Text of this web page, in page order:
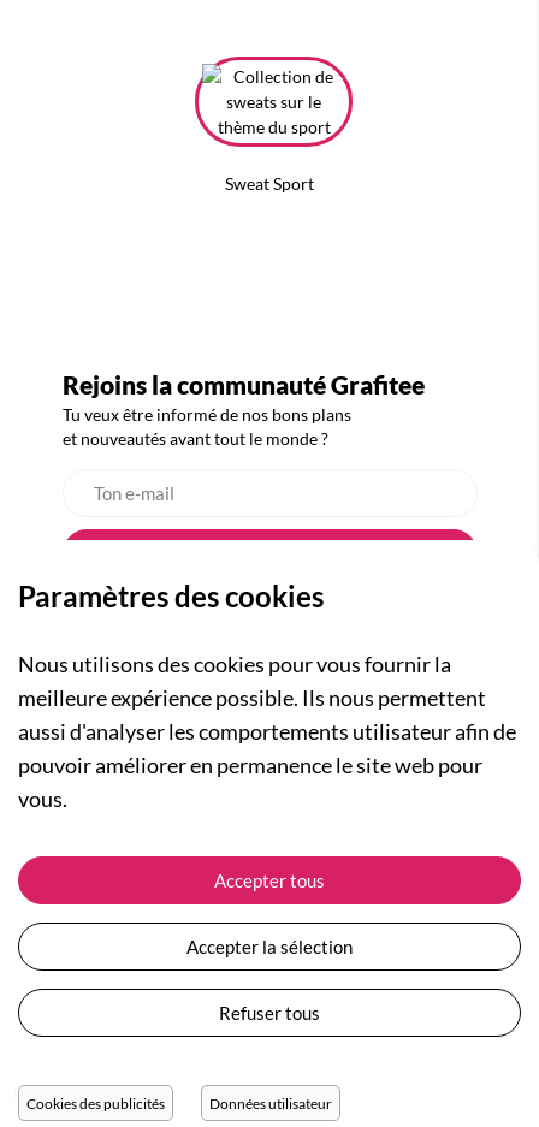
Sweat Sport
Rejoins la communauté Grafitee
Tu veux être informé de nos bons plans
et nouveautés avant tout le monde ?
A PROPOS
Qui sommes-nous ?
Actualités
Nos engagements
Plan du site
Devenir revendeur
Collection Femme
Collection Enfants
Les Totebags
Nos différents thèmes
ASSISTANCE
Suivre ma commande
Expédition et livraison
Retour et remboursement
Moyens de paiement
Questions / Réponses
Conditions générales de vente
Protection des données personnelles
Réglage des cookies
Paramètres des cookies
Nous utilisons des cookies pour vous fournir la
meilleure expérience possible. Ils nous permettent
aussi d'analyser les comportements utilisateur afin de
pouvoir améliorer en permanence le site web pour
vous.
Accepter tous
Accepter la sélection
Refuser tous
Cookies des publicités Données utilisateur